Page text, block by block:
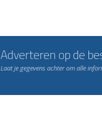
Adverteren op de
Laat je gegevens achter om alle